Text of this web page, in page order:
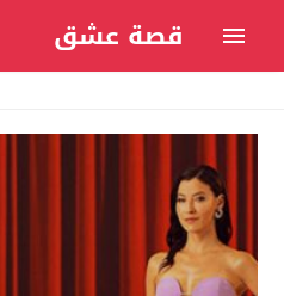
قصة عشق